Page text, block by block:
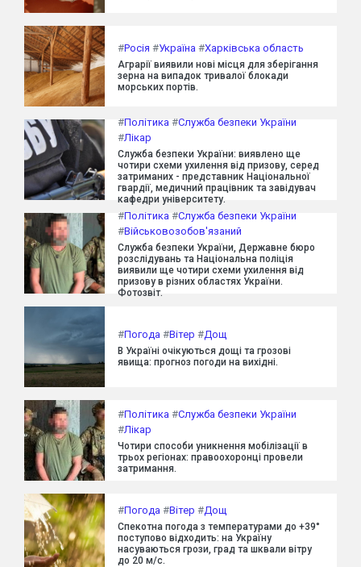
#Росія #Україна #Харківська область
Аграрії виявили нові місця для зберігання
зерна на випадок тривалої блокади
морських портів.
#Політика #Служба безпеки України
#Лікар
Служба безпеки України: виявлено ще
чотири схеми ухилення від призову, серед
затриманих - представник Національної
гвардії, медичний працівник та завідувач
кафедри університету.
#Політика #Служба безпеки України
#Військовозобов'язаний
Служба безпеки України, Державне бюро
розслідувань та Національна поліція
виявили ще чотири схеми ухилення від
призову в різних областях України.
Фотозвіт.
#Погода #Вітер #Дощ
В Україні очікуються дощі та грозові
явища: прогноз погоди на вихідні.
#Політика #Служба безпеки України
#Лікар
Чотири способи уникнення мобілізації в
трьох регіонах: правоохоронці провели
затримання.
#Погода #Вітер #Дощ
Спекотна погода з температурами до +39°
поступово відходить: на Україну
насуваються грози, град та шквали вітру
до 20 м/с.